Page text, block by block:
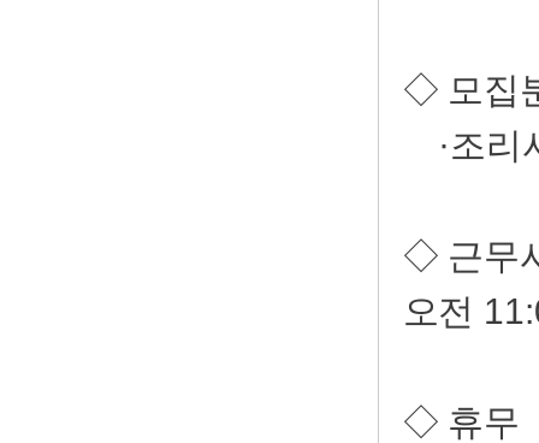
◇ 모집
·조리
◇ 근무
오전
◇ 휴무